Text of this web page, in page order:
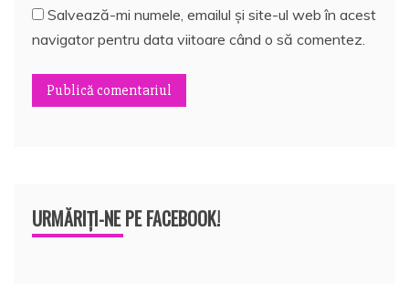
Salvează-mi numele, emailul și site-ul web în acest
navigator pentru data viitoare când o să comentez.
URMĂRIȚI-NE PE FACEBOOK!